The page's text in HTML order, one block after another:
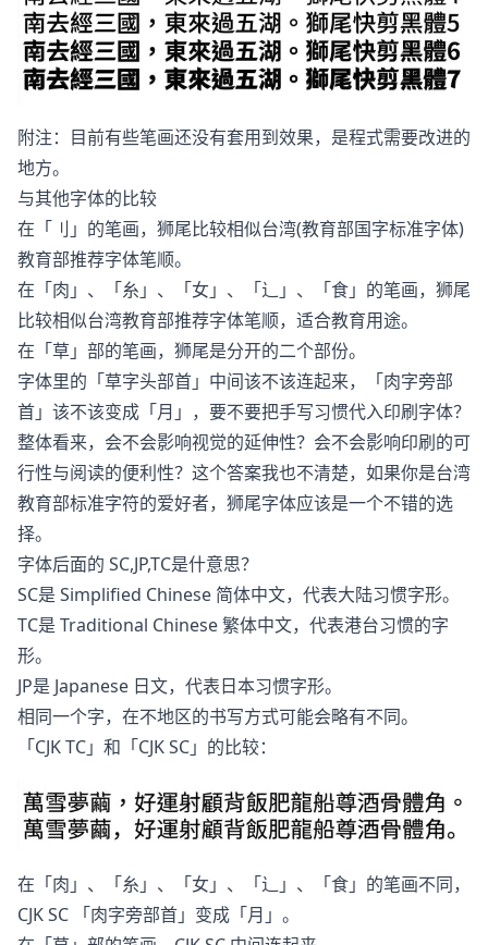
附注：目前有些笔画还没有套用到效果，是程式需要改进的
地方。
与其他字体的比较
在「刂」的笔画，狮尾比较相似台湾(教育部国字标准字体)
教育部推荐字体笔顺。
在「肉」、「糸」、「女」、「辶」、「食」的笔画，狮尾
比较相似台湾教育部推荐字体笔顺，适合教育用途。
在「草」部的笔画，狮尾是分开的二个部份。
字体里的「草字头部首」中间该不该连起来，「肉字旁部
首」该不该变成「月」，要不要把手写习惯代入印刷字体？
整体看来，会不会影响视觉的延伸性？会不会影响印刷的可
行性与阅读的便利性？这个答案我也不清楚，如果你是台湾
教育部标准字符的爱好者，狮尾字体应该是一个不错的选
择。
字体后面的 SC,JP,TC是什意思？
SC是 Simplified Chinese 简体中文，代表大陆习惯字形。
TC是 Traditional Chinese 繁体中文，代表港台习惯的字
形。
JP是 Japanese 日文，代表日本习惯字形。
相同一个字，在不地区的书写方式可能会略有不同。
「CJK TC」和「CJK SC」的比较：
在「肉」、「糸」、「女」、「辶」、「食」的笔画不同，
CJK SC 「肉字旁部首」变成「月」。